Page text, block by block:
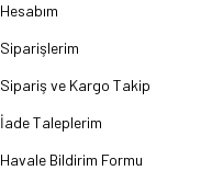
Hesabım
Siparişlerim
Sipariş ve Kargo Takip
İade Taleplerim
Havale Bildirim Formu